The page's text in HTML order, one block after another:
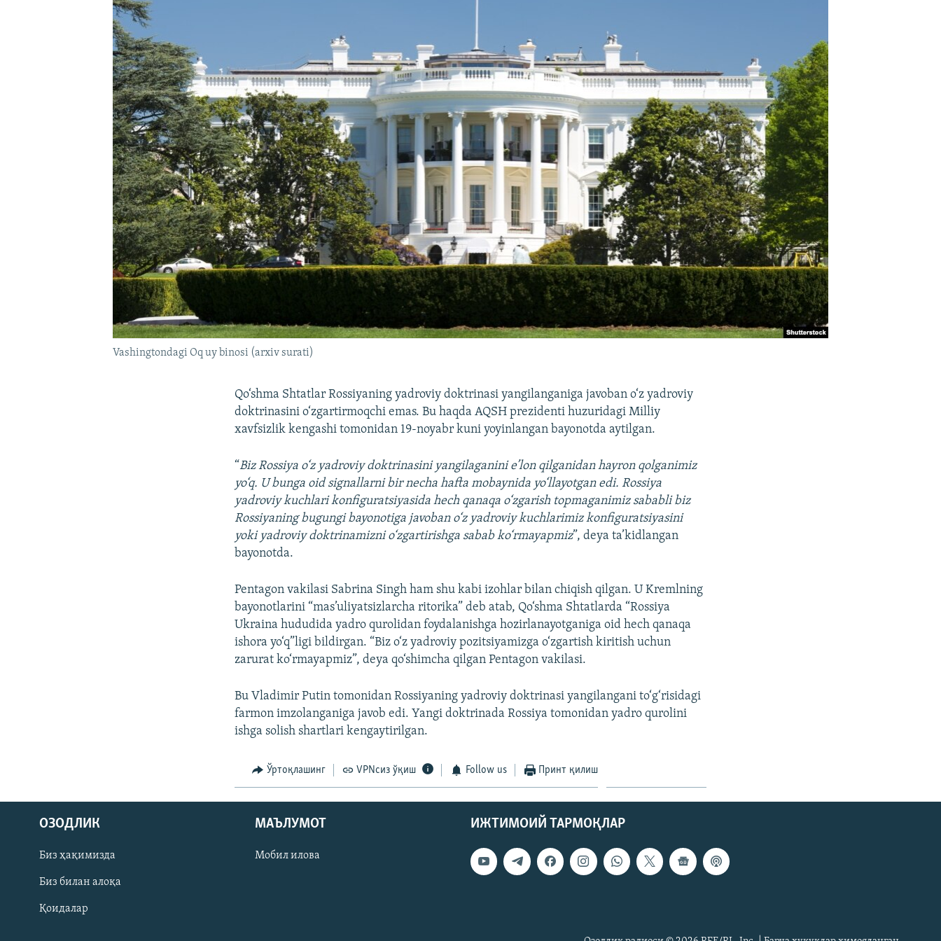
Vashingtondagi Oq uy binosi (arxiv surati)
Qo‘shma Shtatlar Rossiyaning yadroviy doktrinasi yangilanganiga javoban o‘z yadroviy
doktrinasini o‘zgartirmoqchi emas. Bu haqda AQSH prezidenti huzuridagi Milliy
xavfsizlik kengashi tomonidan 19-noyabr kuni yoyinlangan bayonotda aytilgan.
“Biz Rossiya o‘z yadroviy doktrinasini yangilaganini e’lon qilganidan hayron qolganimiz
yo‘q. U bunga oid signallarni bir necha hafta mobaynida yo‘llayotgan edi. Rossiya
yadroviy kuchlari konfiguratsiyasida hech qanaqa o‘zgarish topmaganimiz sababli biz
Rossiyaning bugungi bayonotiga javoban o‘z yadroviy kuchlarimiz konfiguratsiyasini
yoki yadroviy doktrinamizni o‘zgartirishga sabab ko‘rmayapmiz”, deya ta’kidlangan
bayonotda.
Pentagon vakilasi Sabrina Singh ham shu kabi izohlar bilan chiqish qilgan. U Kremlning
bayonotlarini “mas’uliyatsizlarcha ritorika” deb atab, Qo‘shma Shtatlarda “Rossiya
Ukraina hududida yadro qurolidan foydalanishga hozirlanayotganiga oid hech qanaqa
ishora yo‘q”ligi bildirgan. “Biz o‘z yadroviy pozitsiyamizga o‘zgartish kiritish uchun
zarurat ko‘rmayapmiz”, deya qo‘shimcha qilgan Pentagon vakilasi.
Bu Vladimir Putin tomonidan Rossiyaning yadroviy doktrinasi yangilangani to‘g‘risidagi
farmon imzolanganiga javob edi. Yangi doktrinada Rossiya tomonidan yadro qurolini
ishga solish shartlari kengaytirilgan.
Ўртоқлашинг VPNсиз ўқиш Follow us Принт қилиш
ИЖТИМОИЙ ТАРМОҚЛАР
ОЗОДЛИК
Биз ҳақимизда
Биз билан алоқа
Қоидалар
МАЪЛУМОТ
Мобил илова